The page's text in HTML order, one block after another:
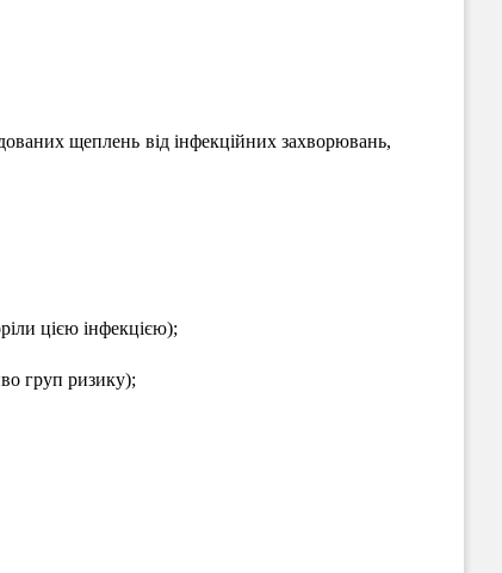
щеплень від інфекційних захворювань,
цією інфекцією);
груп ризику);